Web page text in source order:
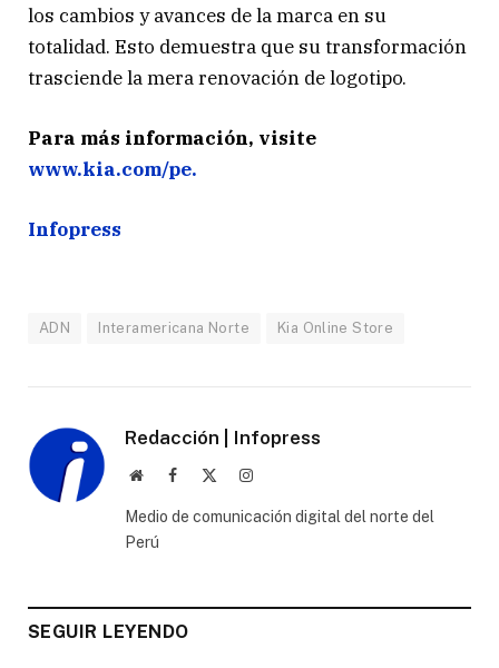
los cambios y avances de la marca en su
totalidad. Esto demuestra que su transformación
trasciende la mera renovación de logotipo.
Para más información, visite
www.kia.com/pe.
Infopress
ADN Interamericana Norte Kia Online Store
Redacción | Infopress
WebsiteFacebook Instagram
Medio de comunicación digital del norte del
Perú
SEGUIR LEYENDO